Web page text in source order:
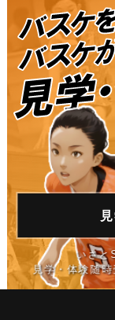
いさと
見学・体験随